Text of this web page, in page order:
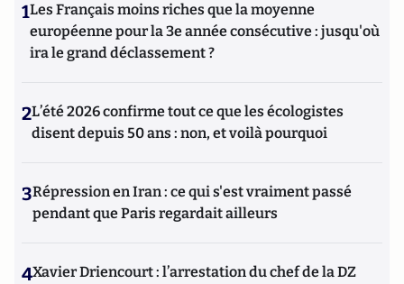
1Les Français moins riches que la moyenne
européenne pour la 3e année consécutive : jusqu'où
ira le grand déclassement ?
2L’été 2026 confirme tout ce que les écologistes
disent depuis 50 ans : non, et voilà pourquoi
3Répression en Iran : ce qui s'est vraiment passé
pendant que Paris regardait ailleurs
4Xavier Driencourt : l’arrestation du chef de la DZ